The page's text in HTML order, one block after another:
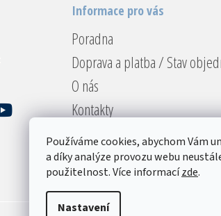
Používáme cookies, abychom Vám
a díky analýze provozu webu
použitelnost. Více informacízde.
Nastavení
Informace pro vás
Poradna
Doprava a platba / Stav
O nás
Kontakty
Reklamace a vrácení
Obchodní podmínky
Podmínky ochrany osobních